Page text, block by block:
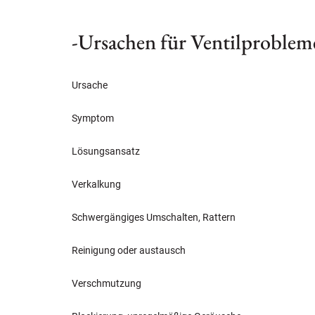
-Ursachen für
Ursache
Symptom
Lösungsansatz
Verkalkung
Schwergängiges Umschalten, Rattern
Reinigung oder austausch
Verschmutzung